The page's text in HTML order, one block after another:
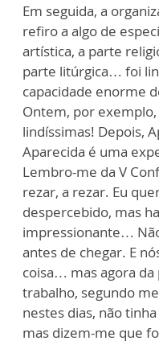
Em seguida, a
refiro a algo de
artística, a parte
parte litúrgica… foi
capacidade enorme
Ontem, por
lindíssimas! Depois,
Aparecida é uma
Lembro-me da V
rezar, a rezar. Eu
despercebido, mas
impressionante…
antes de chegar. E
coisa… mas agora da
trabalho, segundo
nestes dias, não
mas dizem-me que